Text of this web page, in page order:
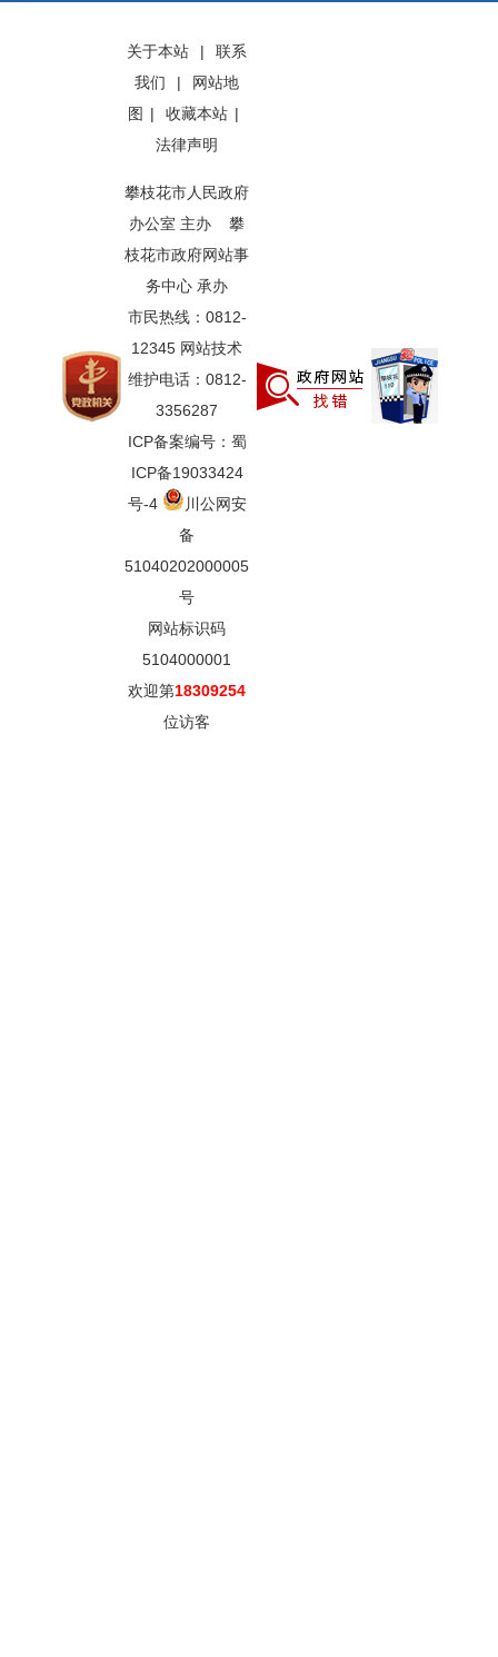
关于本站 |
联系
我们
|
网站地
图 | 收藏本站 |
法律声明
攀枝花市人民政府
办公室 主办 攀
枝花市政府网站事
务中心 承办
市民热线：0812-
12345 网站技术
维护电话：0812-
3356287
ICP备案编号：蜀
ICP备19033424
号-4
川公网安
备
51040202000005
号
网站标识码
5104000001
欢迎第18309254
位访客